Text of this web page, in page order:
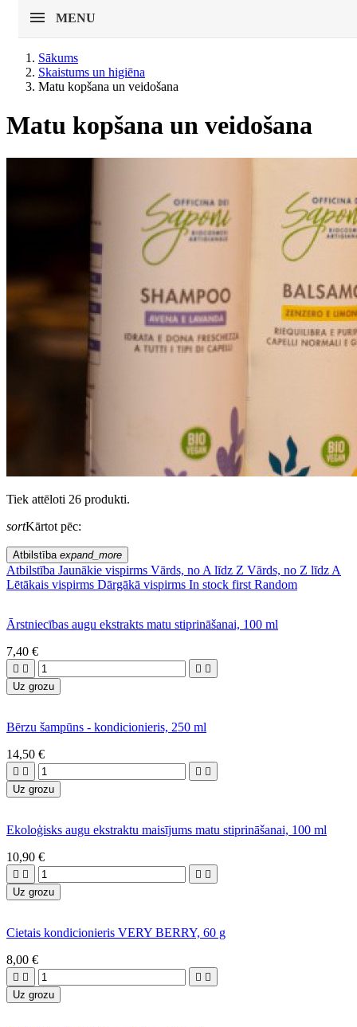
MENU
Sākums
Skaistums un higiēna
Matu kopšana un veidošana
Matu kopšana un veidošana
Tiek attēloti 26 produkti.
sortKārtot pēc:
Atbilstība expand_more
Atbilstība Jaunākie vispirms Vārds, no A līdz Z Vārds, no Z līdz A
Lētākais vispirms Dārgākā vispirms In stock first Random
Ārstniecības augu ekstrakts matu stiprināšanai, 100 ml
7,40 €
   
Uz grozu
Bērzu šampūns - kondicionieris, 250 ml
14,50 €
   
Uz grozu
Ekoloģisks augu ekstraktu maisījums matu stiprināšanai, 100 ml
10,90 €
   
Uz grozu
Cietais kondicionieris VERY BERRY, 60 g
8,00 €
   
Uz grozu